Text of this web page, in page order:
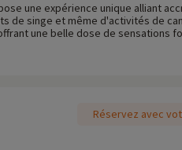
une expérience unique alliant
de singe et même d'activités de
une belle dose de sensations
Réservez avec